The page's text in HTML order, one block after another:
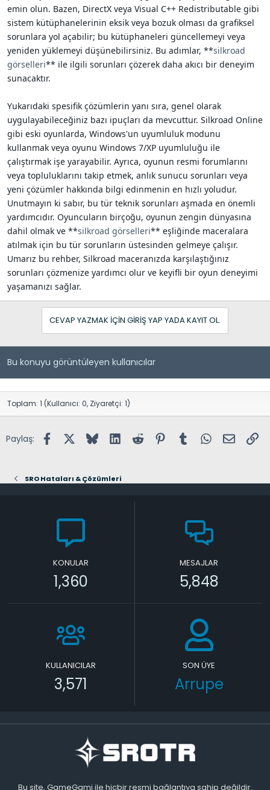
emin olun. Bazen, DirectX veya Visual C++ Redistributable gibi
sistem kütüphanelerinin eksik veya bozuk olması da grafiksel
sorunlara yol açabilir; bu kütüphaneleri güncellemeyi veya
yeniden yüklemeyi düşünebilirsiniz. Bu adımlar, **silkroad
görselleri** ile ilgili sorunları çözerek daha akıcı bir deneyim
sunacaktır.
Yukarıdaki spesifik çözümlerin yanı sıra, genel olarak
uygulayabileceğiniz bazı ipuçları da mevcuttur. Silkroad Online
gibi eski oyunlarda, Windows'un uyumluluk modunu
kullanmak veya oyunu Windows 7/XP uyumluluğu ile
çalıştırmak işe yarayabilir. Ayrıca, oyunun resmi forumlarını
veya topluluklarını takip etmek, anlık sunucu sorunları veya
yeni çözümler hakkında bilgi edinmenin en hızlı yoludur.
Unutmayın ki sabır, bu tür teknik sorunları aşmada en önemli
yardımcıdır. Oyuncuların birçoğu, oyunun zengin dünyasına
dahil olmak ve **silkroad görselleri** eşliğinde maceralara
atılmak için bu tür sorunların üstesinden gelmeye çalışır.
Umarız bu rehber, Silkroad maceranızda karşılaştığınız
sorunları çözmenize yardımcı olur ve keyifli bir oyun deneyimi
yaşamanızı sağlar.
CEVAP YAZMAK IÇIN GIRIŞ YAP YADA KAYIT OL.
Bu konuyu görüntüleyen kullanıcılar
Toplam: 1 (Kullanıcı: 0, Ziyaretçi: 1)
Paylaş: FacebookX (Twitter)
BlueskyLinkedInReddit PinterestTumblr WhatsApp
E-posta
SRO Hataları & Çözümleri
KONULAR
1,360
MESAJLAR
5,848
KULLANICILAR
3,571
SON ÜYE
Arrupe
Bu site, GameGami ile hiçbir resmi bağlantıya sahip değildir.